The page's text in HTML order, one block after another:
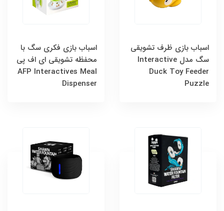
اسباب بازی ظرف تشویقی
سگ مدل Interactive
Duck Toy Feeder
Puzzle
اسباب بازی فکری سگ با
محفظه تشویقی ای اف پی
AFP Interactives Meal
Dispenser